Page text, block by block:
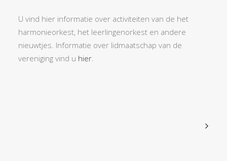
Search in title
Search in content
U vind hier informatie over activiteiten van de het
harmonieorkest, het leerlingenorkest en andere
nieuwtjes. Informatie over lidmaatschap van de
vereniging vind u hier.